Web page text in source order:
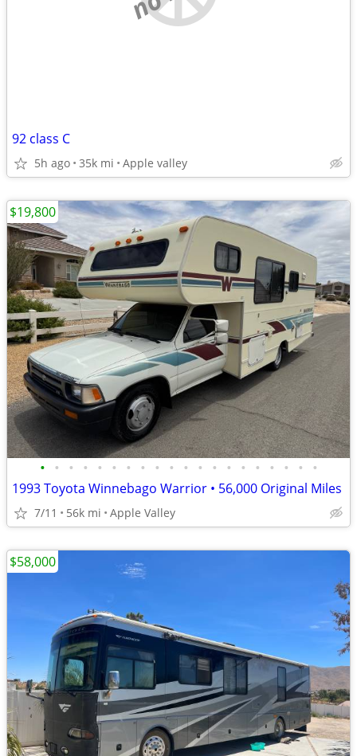
92 class C
5h ago 35k mi Apple valley
• • • • • • • • • • • • • • • • • • • •
1993 Toyota Winnebago Warrior • 56,000 Original Miles
7/11 56k mi Apple Valley
$19,800
$58,000